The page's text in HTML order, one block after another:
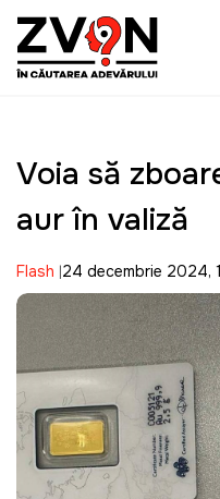
Voia să
aur în valiză
Flash 24 decembrie 2024,